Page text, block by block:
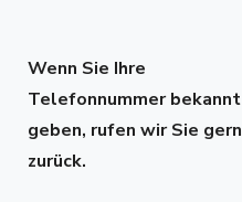
Wenn Sie Ihre
Telefonnummer bekannt
geben, rufen wir Sie gern
zurück.